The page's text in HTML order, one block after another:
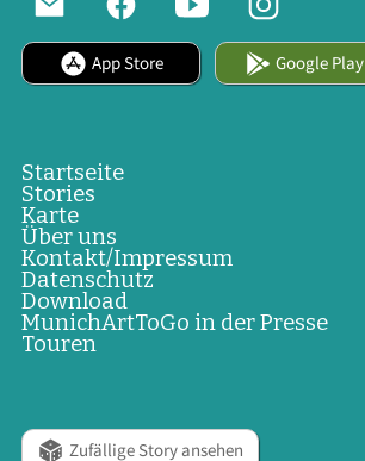
App Store Google Play
Startseite
Stories
Karte
Über uns
Kontakt/Impressum
Datenschutz
Download
MunichArtToGo in der Presse
Touren
Zufällige Story ansehen